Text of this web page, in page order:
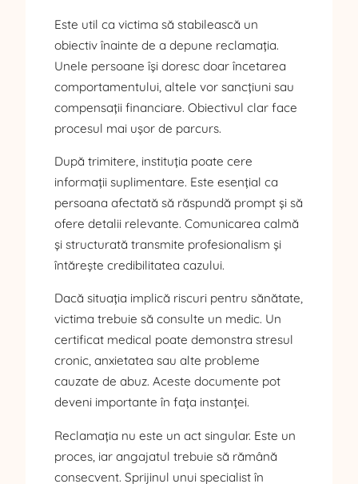
Este util ca victima să stabilească un
obiectiv înainte de a depune reclamația.
Unele persoane își doresc doar încetarea
comportamentului, altele vor sancțiuni sau
compensații financiare. Obiectivul clar face
procesul mai ușor de parcurs.
După trimitere, instituția poate cere
informații suplimentare. Este esențial ca
persoana afectată să răspundă prompt și să
ofere detalii relevante. Comunicarea calmă
și structurată transmite profesionalism și
întărește credibilitatea cazului.
Dacă situația implică riscuri pentru sănătate,
victima trebuie să consulte un medic. Un
certificat medical poate demonstra stresul
cronic, anxietatea sau alte probleme
cauzate de abuz. Aceste documente pot
deveni importante în fața instanței.
Reclamația nu este un act singular. Este un
proces, iar angajatul trebuie să rămână
consecvent. Sprijinul unui specialist în